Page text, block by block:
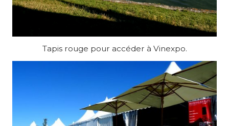
Tapis rouge pour accéder à Vinexpo.